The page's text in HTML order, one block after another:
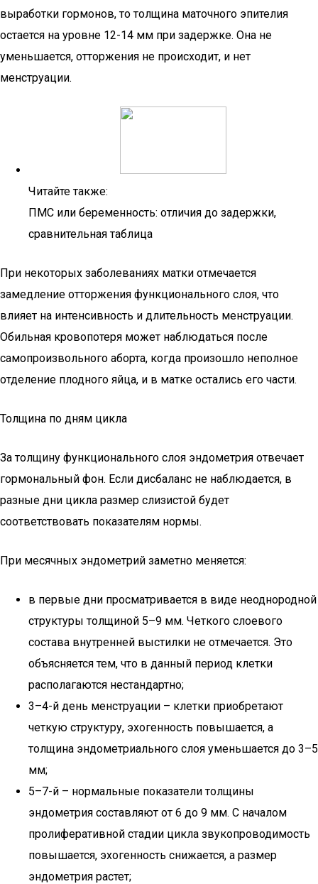
выработки гормонов, то толщина маточного эпителия
остается на уровне 12-14 мм при задержке. Она не
уменьшается, отторжения не происходит, и нет
менструации.
Читайте также:
ПМС или беременность: отличия до задержки,
сравнительная таблица
При некоторых заболеваниях матки отмечается
замедление отторжения функционального слоя, что
влияет на интенсивность и длительность менструации.
Обильная кровопотеря может наблюдаться после
самопроизвольного аборта, когда произошло неполное
отделение плодного яйца, и в матке остались его части.
Толщина по дням цикла
За толщину функционального слоя эндометрия отвечает
гормональный фон. Если дисбаланс не наблюдается, в
разные дни цикла размер слизистой будет
соответствовать показателям нормы.
При месячных эндометрий заметно меняется:
в первые дни просматривается в виде неоднородной
структуры толщиной 5–9 мм. Четкого слоевого
состава внутренней выстилки не отмечается. Это
объясняется тем, что в данный период клетки
располагаются нестандартно;
3–4-й день менструации – клетки приобретают
четкую структуру, эхогенность повышается, а
толщина эндометриального слоя уменьшается до 3–5
мм;
5–7-й – нормальные показатели толщины
эндометрия составляют от 6 до 9 мм. С началом
пролиферативной стадии цикла звукопроводимость
повышается, эхогенность снижается, а размер
эндометрия растет;